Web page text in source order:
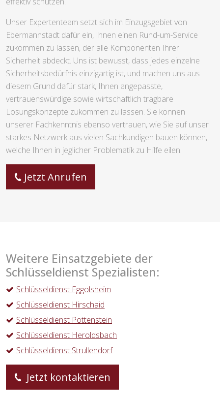
Unser Expertenteam setzt sich im Einzugsgebiet von
Ebermannstadt dafür ein, Ihnen einen Rund-um-Service
zukommen zu lassen, der alle Komponenten Ihrer
Sicherheit abdeckt. Uns ist bewusst, dass jedes einzelne
Sicherheitsbedürfnis einzigartig ist, und machen uns aus
diesem Grund dafür stark, Ihnen angepasste,
vertrauenswürdige sowie wirtschaftlich tragbare
Lösungskonzepte zukommen zu lassen. Sie können
unserer Fachkenntnis ebenso vertrauen, wie Sie auf unser
starkes Netzwerk aus vielen Sachkundigen bauen können,
welche Ihnen in jeglicher Problematik zu Hilfe eilen.
Jetzt Anrufen
Weitere Einsatzgebiete der
Schlüsseldienst Spezialisten:
Schlüsseldienst Eggolsheim
Schlüsseldienst Hirschaid
Schlüsseldienst Pottenstein
Schlüsseldienst Heroldsbach
Schlüsseldienst Strullendorf
Jetzt kontaktieren